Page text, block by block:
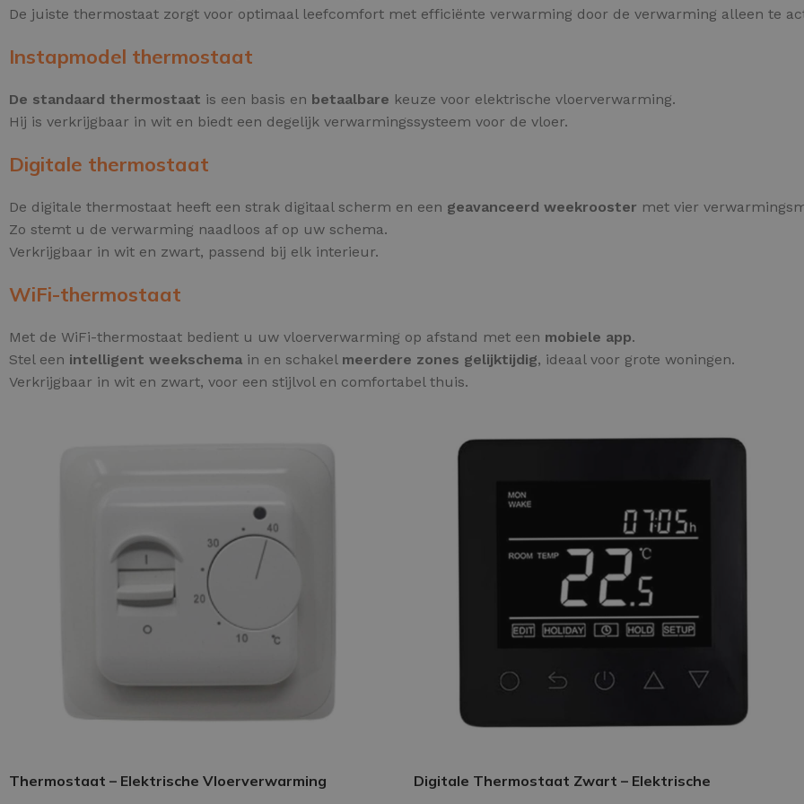
De juiste thermostaat zorgt voor optimaal leefcomfort met efficiënte verwarming door de verwarming alleen te
Instapmodel thermostaat
De standaard thermostaat is een basis en betaalbare keuze voor elektrische vloerverwarming.
Hij is verkrijgbaar in wit en biedt een degelijk verwarmingssysteem voor de vloer.
Digitale thermostaat
De digitale thermostaat heeft een strak digitaal scherm en een geavanceerd weekrooster met vier
Zo stemt u de verwarming naadloos af op uw schema.
Verkrijgbaar in wit en zwart, passend bij elk interieur.
WiFi-thermostaat
Met de WiFi-thermostaat bedient u uw vloerverwarming op afstand met een mobiele app.
Stel een intelligent weekschema in en schakel meerdere zones gelijktijdig, ideaal voor grote woningen.
Verkrijgbaar in wit en zwart, voor een stijlvol en comfortabel thuis.
Thermostaat – Elektrische Vloerverwarming
Digitale Thermostaat Zwart – Elektrische